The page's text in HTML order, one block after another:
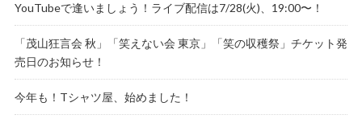
YouTubeで逢いましょう！ライブ配信は7/28(火)、19:00〜！
「茂山狂言会 秋」「笑えない会 東京」「笑の収穫祭」チケット発
売日のお知らせ！
今年も！Tシャツ屋、始めました！